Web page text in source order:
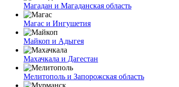
Магадан и Магаданская область
Магас и Ингушетия
Майкоп и Адыгея
Махачкала и Дагестан
Мелитополь и Запорожская область